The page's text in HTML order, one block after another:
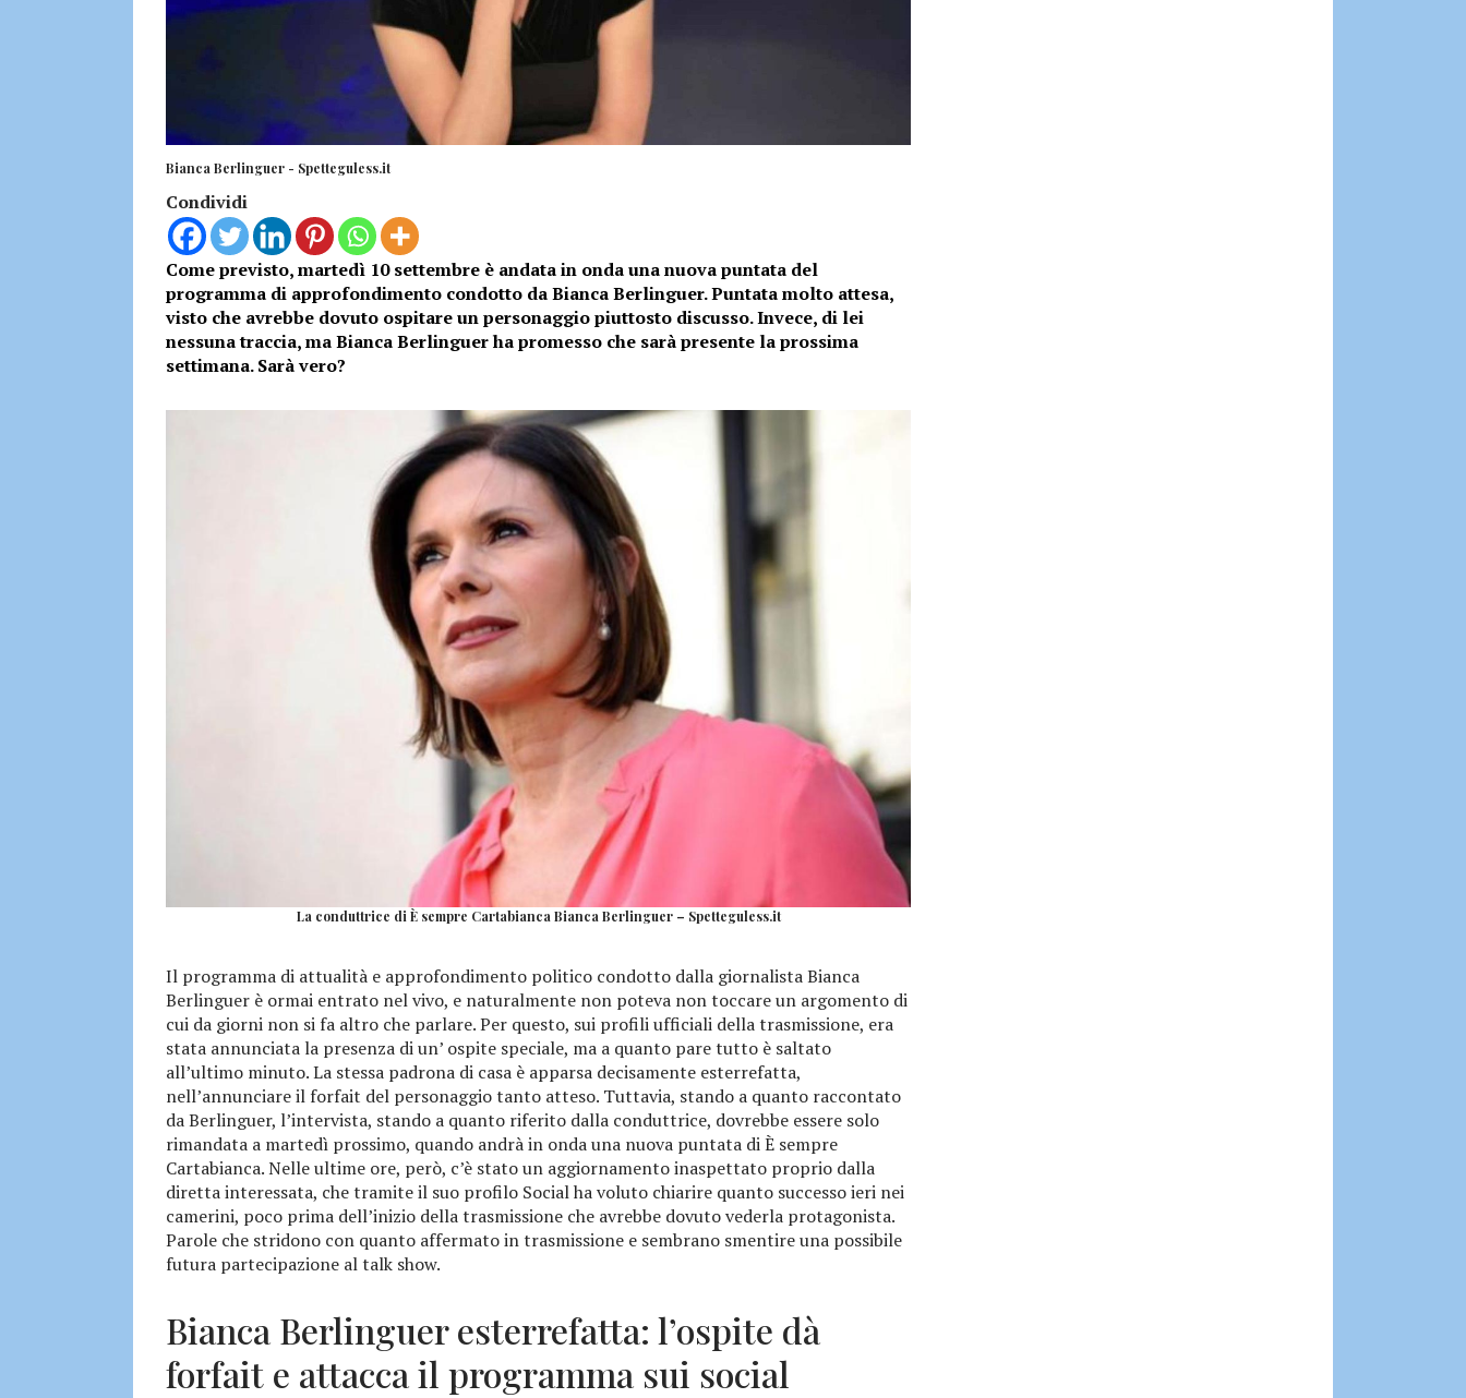
Bianca Berlinguer - Spetteguless.it
Condividi
Come previsto, martedì 10 settembre è andata in onda una nuova puntata del
programma di approfondimento condotto da Bianca Berlinguer. Puntata molto attesa,
visto che avrebbe dovuto ospitare un personaggio piuttosto discusso. Invece, di lei
nessuna traccia, ma Bianca Berlinguer ha promesso che sarà presente la prossima
settimana. Sarà vero?
La conduttrice di È sempre Cartabianca Bianca Berlinguer – Spetteguless.it
Il programma di attualità e approfondimento politico condotto dalla giornalista Bianca
Berlinguer è ormai entrato nel vivo, e naturalmente non poteva non toccare un argomento di
cui da giorni non si fa altro che parlare. Per questo, sui profili ufficiali della trasmissione, era
stata annunciata la presenza di un’ ospite speciale, ma a quanto pare tutto è saltato
all’ultimo minuto. La stessa padrona di casa è apparsa decisamente esterrefatta,
nell’annunciare il forfait del personaggio tanto atteso. Tuttavia, stando a quanto raccontato
da Berlinguer, l’intervista, stando a quanto riferito dalla conduttrice, dovrebbe essere solo
rimandata a martedì prossimo, quando andrà in onda una nuova puntata di È sempre
Cartabianca. Nelle ultime ore, però, c’è stato un aggiornamento inaspettato proprio dalla
diretta interessata, che tramite il suo profilo Social ha voluto chiarire quanto successo ieri nei
camerini, poco prima dell’inizio della trasmissione che avrebbe dovuto vederla protagonista.
Parole che stridono con quanto affermato in trasmissione e sembrano smentire una possibile
futura partecipazione al talk show.
Bianca Berlinguer esterrefatta: l’ospite dà
forfait e attacca il programma sui social